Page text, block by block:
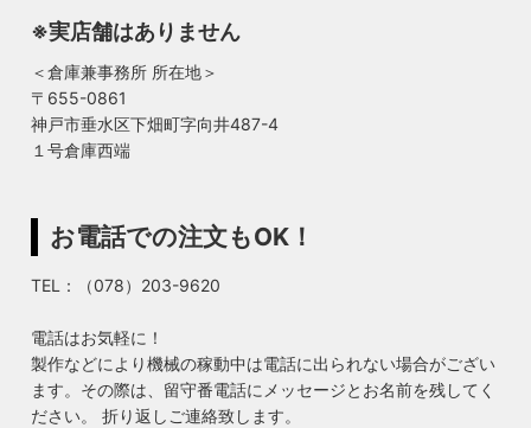
※実店舗はありません
＜倉庫兼事務所 所在地＞
〒655-0861
神戸市垂水区下畑町字向井487-4
１号倉庫西端
お電話での注文もOK！
TEL：（078）203-9620
電話はお気軽に！
製作などにより機械の稼動中は電話に出られない場合がござい
ます。その際は、留守番電話にメッセージとお名前を残してく
ださい。 折り返しご連絡致します。